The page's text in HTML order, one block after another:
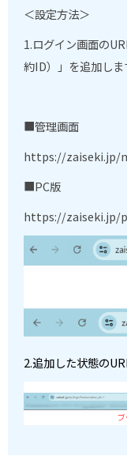
＜設定方法＞
1.ログイン画面の
約ID）」を追加しま
■管理画面
https://zaiseki.jp/
■PC版
https://zaiseki.jp/
2.追加した状態の